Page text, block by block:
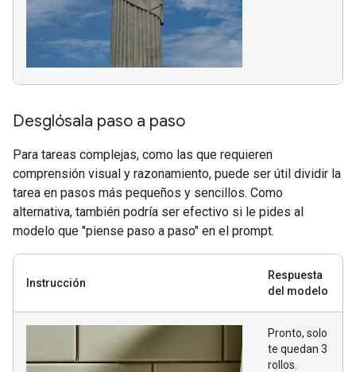
Desglósala paso a paso
Para tareas complejas, como las que requieren
comprensión visual y razonamiento, puede ser útil dividir la
tarea en pasos más pequeños y sencillos. Como
alternativa, también podría ser efectivo si le pides al
modelo que "piense paso a paso" en el prompt.
Instrucción
Respuesta
del modelo
Pronto, solo
te quedan 3
rollos.